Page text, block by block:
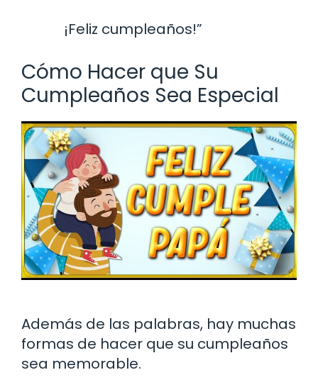
¡Feliz cumpleaños!”
Cómo Hacer que Su
Cumpleaños Sea Especial
Además de las palabras, hay muchas
formas de hacer que su cumpleaños
sea memorable.